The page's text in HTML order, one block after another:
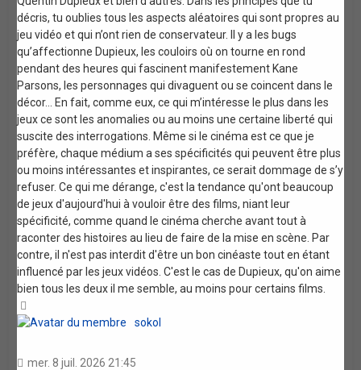
décris, tu oublies tous les aspects aléatoires qui sont propres au
jeu vidéo et qui n’ont rien de conservateur. Il y a les bugs
qu’affectionne Dupieux, les couloirs où on tourne en rond
pendant des heures qui fascinent manifestement Kane
Parsons, les personnages qui divaguent ou se coincent dans le
décor… En fait, comme eux, ce qui m’intéresse le plus dans les
jeux ce sont les anomalies ou au moins une certaine liberté qui
suscite des interrogations. Même si le cinéma est ce que je
préfère, chaque médium a ses spécificités qui peuvent être plus
ou moins intéressantes et inspirantes, ce serait dommage de s’y
refuser. Ce qui me dérange, c'est la tendance qu'ont beaucoup
de jeux d'aujourd'hui à vouloir être des films, niant leur
spécificité, comme quand le cinéma cherche avant tout à
raconter des histoires au lieu de faire de la mise en scène. Par
contre, il n'est pas interdit d'être un bon cinéaste tout en étant
influencé par les jeux vidéos. C'est le cas de Dupieux, qu'on aime
bien tous les deux il me semble, au moins pour certains films.
sokol
mer. 8 juil. 2026 21:45